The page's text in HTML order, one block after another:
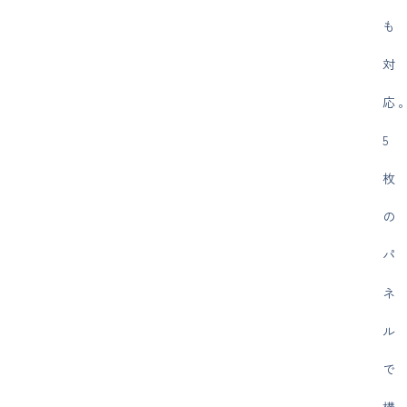
も
対
応
5
枚
の
パ
ネ
ル
で